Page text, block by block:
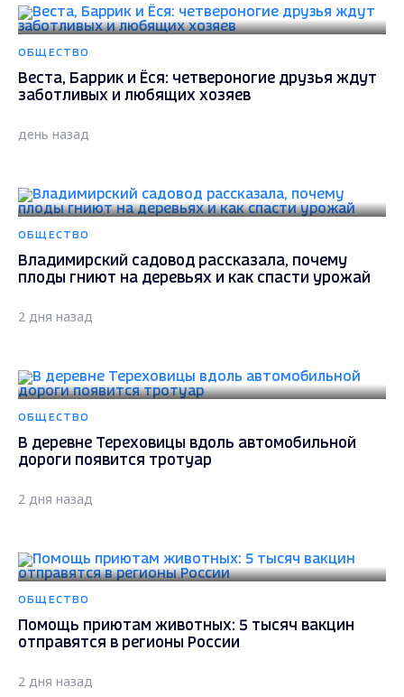
ОБЩЕСТВО
Веста, Баррик и Ёся: четвероногие друзья ждут
заботливых и любящих хозяев
день назад
ОБЩЕСТВО
Владимирский садовод рассказала, почему
плоды гниют на деревьях и как спасти урожай
2 дня назад
ОБЩЕСТВО
В деревне Тереховицы вдоль автомобильной
дороги появится тротуар
2 дня назад
ОБЩЕСТВО
Помощь приютам животных: 5 тысяч вакцин
отправятся в регионы России
2 дня назад